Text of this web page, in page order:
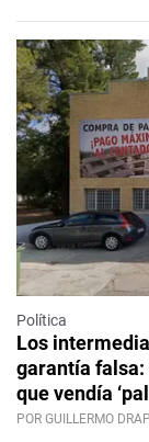
Política
Los
garantía falsa:
que vendía
POR GUILLERMO